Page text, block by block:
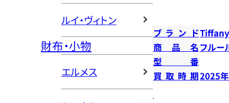
ルイ・ヴィトン
財布・小物
エルメス
ブランド
商品名 フルー
型番
買取時期2025